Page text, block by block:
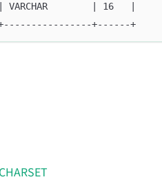
| VARCHAR        | 16   |
+------+